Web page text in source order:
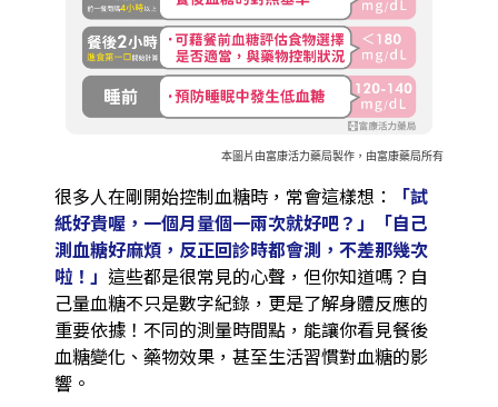
本圖片由富康活力藥局製作，由富康藥局所有
很多人在剛開始控制血糖時，常會這樣想：
「試
紙好貴喔，一個月量個一兩次就好吧？」「自己
測血糖好麻煩，反正回診時都會測，不差那幾次
啦！」 這些都是很常見的心聲，但你知道嗎？自
己量血糖不只是數字紀錄，更是了解身體反應的
重要依據！不同的測量時間點，能讓你看見餐後
血糖變化、藥物效果，甚至生活習慣對血糖的影
響。